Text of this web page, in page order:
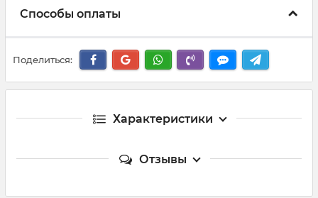
Способы оплаты
Поделиться:
Характеристики
Отзывы